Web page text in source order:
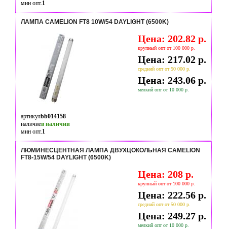
мин опт.1
ЛАМПА CAMELION FT8 10W/54 DAYLIGHT (6500K)
Цена: 202.82 р.
крупный опт от 100 000 р.
Цена: 217.02 р.
средний опт от 50 000 р.
Цена: 243.06 р.
мелкий опт от 10 000 р.
артикулbb014158
наличиев наличии
мин опт.1
ЛЮМИНЕСЦЕНТНАЯ ЛАМПА ДВУХЦОКОЛЬНАЯ CAMELION
FT8-15W/54 DAYLIGHT (6500K)
Цена: 208 р.
крупный опт от 100 000 р.
Цена: 222.56 р.
средний опт от 50 000 р.
Цена: 249.27 р.
мелкий опт от 10 000 р.